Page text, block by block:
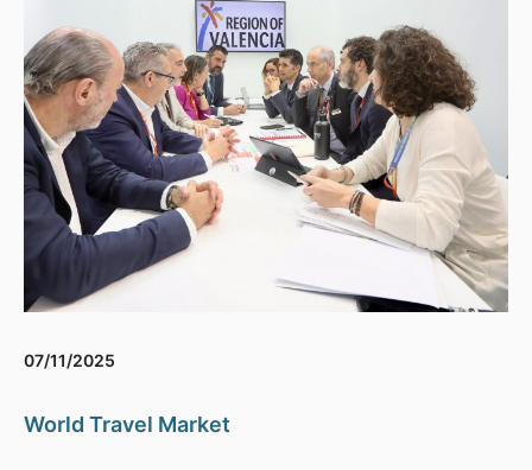
07/11/2025
World Travel Market